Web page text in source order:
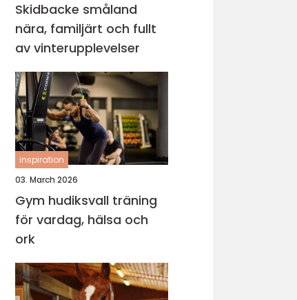
Skidbacke småland
nära, familjärt och fullt
av vinterupplevelser
inspiration
03. March 2026
Gym hudiksvall träning
för vardag, hälsa och
ork